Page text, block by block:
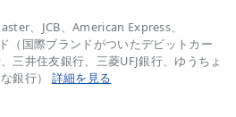
、JCB、American Express、
（国際ブランドがついたデビットカー
三井住友銀行、三菱UFJ銀行、ゆうちょ
銀行） 詳細を見る